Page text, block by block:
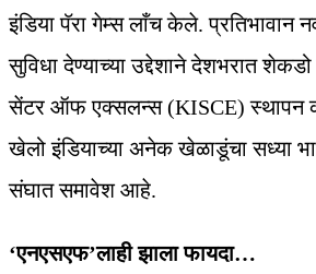
इंडिया पॅरा गेम्स लाँच केले. प्रतिभावान
सुविधा देण्याच्या उद्देशाने देशभरात
सेंटर ऑफ एक्सलन्स (KISCE) स्थापन
खेलो इंडियाच्या अनेक खेळाडूंचा सध्या
संघात समावेश आहे.
‘एनएसएफ’लाही झाला फायदा…